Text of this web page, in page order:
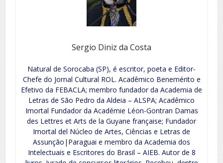
Sergio Diniz da Costa
Natural de Sorocaba (SP), é escritor, poeta e Editor-
Chefe do Jornal Cultural ROL. Acadêmico Benemérito e
Efetivo da FEBACLA; membro fundador da Academia de
Letras de São Pedro da Aldeia – ALSPA; Acadêmico
Imortal Fundador da Académie Léon-Gontran Damas
des Lettres et Arts de la Guyane française; Fundador
Imortal del Núcleo de Artes, Ciências e Letras de
Assunção|Paraguai e membro da Academia dos
Intelectuais e Escritores do Brasil – AIEB. Autor de 8